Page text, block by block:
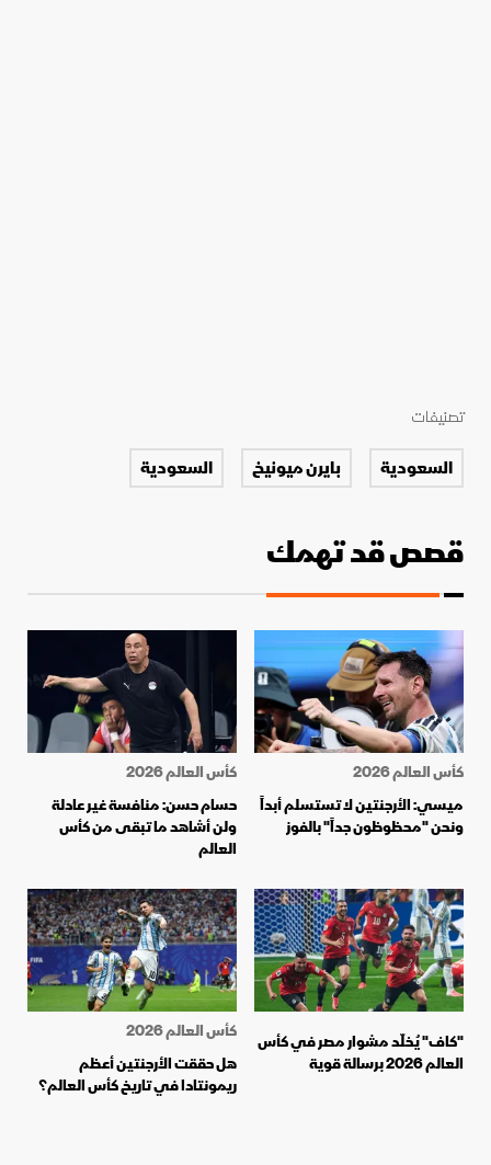
تصنيفات
السعودية بايرن ميونيخ السعودية
قصص قد تهمك
كأس العالم 2026
ميسي: الأرجنتين لا تستسلم أبداً
ونحن "محظوظون جداً" بالفوز
كأس العالم 2026
حسام حسن: منافسة غير عادلة
ولن أشاهد ما تبقى من كأس
العالم
"كاف" يُخلّد مشوار مصر في كأس
العالم 2026 برسالة قوية
كأس العالم 2026
هل حققت الأرجنتين أعظم
ريمونتادا في تاريخ كأس العالم؟